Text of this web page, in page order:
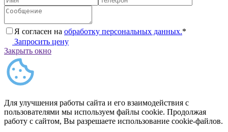
Я согласен на обработку персональных данных.*
Запросить цену
Закрыть окно
Для улучшения работы сайта и его взаимодействия с
пользователями мы используем файлы cookie. Продолжая
работу с сайтом, Вы разрешаете использование cookie-файлов.